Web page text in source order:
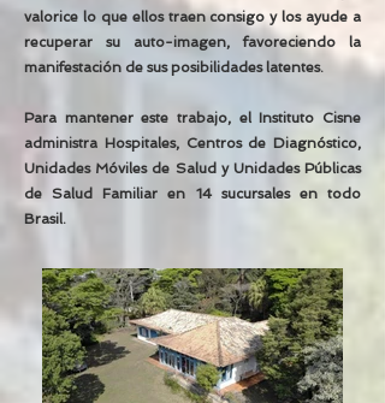
valorice lo que ellos traen consigo y los ayude a
recuperar su auto-imagen, favoreciendo la
manifestación de sus posibilidades latentes.
Para mantener este trabajo, el Instituto Cisne
administra Hospitales, Centros de Diagnóstico,
Unidades Móviles de Salud y Unidades Públicas
de Salud Familiar en 14 sucursales en todo
Brasil.